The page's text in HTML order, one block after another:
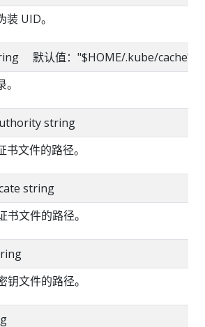
UID。
默认值："$HOME/.kube/cache"
string
文件的路径。
string
书文件的路径。
钥文件的路径。